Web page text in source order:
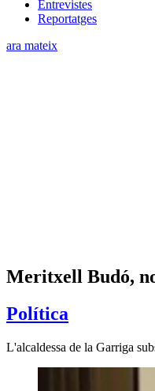
Entrevistes
Reportatges
ara mateix
Meritxell Budó,
Política
L'alcaldessa de la Garriga